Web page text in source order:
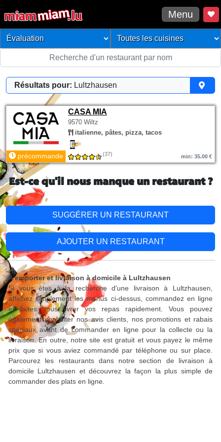
Menu
Résultats pour: Lultzhausen
CASA MIA
9570 Wiltz
italienne, pâtes, pizza, tacos
précommande (37) min: 35.00 €
Est-ce qu'il nous manque un restaurant ?
SUGGÉRER UN RESTAURANT
AJOUTER UN RESTAURANT
A emporter et livraison à domicile à Lultzhausen
Si vous êtes à la recherche d'une livraison à Lultzhausen,
affichez simplement les menus ci-dessus, commandez en ligne
et faites vous livrer vos repas rapidement. Vous pouvez
également consulter nos avis clients, nos promotions et rabais
spéciaux avant de commander en ligne pour la collecte ou la
livraison. En outre, notre site est gratuit et vous payez le même
prix que si vous aviez commandé par téléphone ou sur place.
Parcourez les restaurants dans notre section de livraison à
domicile Lultzhausen et découvrez la façon la plus simple de
commander des plats en ligne.